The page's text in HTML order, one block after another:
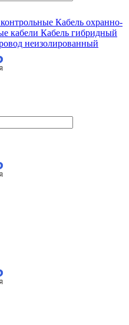
Кабель охранно-
кабели Кабель гибридный
неизолированный